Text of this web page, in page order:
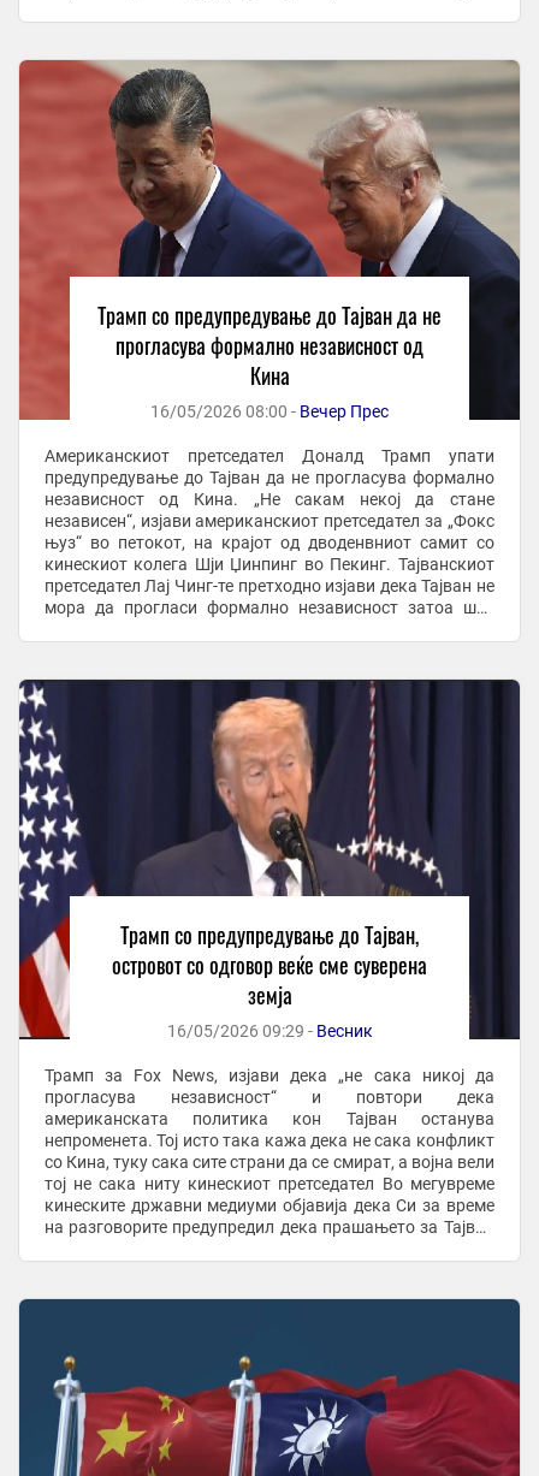
Трамп со предупредување до Тајван да не
прогласува формално независност од
Кина
16/05/2026 08:00 - Вечер Прес
Американскиот претседател Доналд Трамп упати
предупредување до Тајван да не прогласува формално
независност од Кина. „Не сакам некој да стане
независен“, изјави американскиот претседател за „Фокс
њуз“ во петокот, на крајот од дводенвниот самит со
кинескиот колега Шји Џинпинг во Пекинг. Тајванскиот
претседател Лај Чинг-те претходно изјави дека Тајван не
мора да прогласи формално независност затоа што
Трамп со предупредување до Тајван,
островот со одговор веќе сме суверена
земја
16/05/2026 09:29 - Весник
Трамп за Fox News, изјави дека „не сака никој да
прогласува независност“ и повтори дека
американската политика кон Тајван останува
непроменета. Тој исто така кажа дека не сака конфликт
со Кина, туку сака сите страни да се смират, а војна вели
тој не сака ниту кинескиот претседател Во мегувреме
кинеските државни медиуми објавија дека Си за време
на разговорите предупредил дека прашањето за Тајван